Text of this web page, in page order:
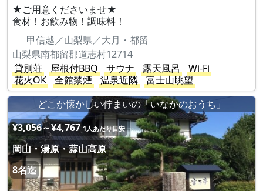
★ご用意くださいませ★
食材！お飲み物！調味料！
甲信越／山梨県／大月・都留
山梨県南都留郡道志村12714
貸別荘
屋根付BBQ サウナ 露天風呂
Wi-Fi
花火OK
全館禁煙 温泉近隣
富士山眺望
どこか懐かしい佇まいの「いなかのおうち」
¥3,056～¥4,767 1人あたり目安
岡山・湯原・蒜山高原
8名迄